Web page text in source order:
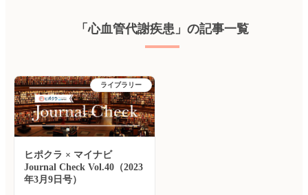
「心血管代謝疾患」の記事一覧
ライブラリー
ヒポクラ × マイナビ
Journal Check Vol.40（2023
年3月9日号）